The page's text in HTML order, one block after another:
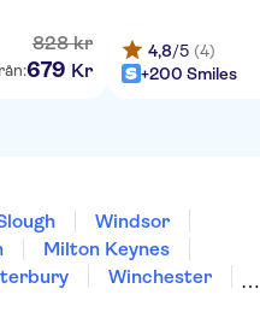
828 kr
679 Kr
4,8/5 (4)
+200 Smiles
Windsor
Milton Keynes
Winchester